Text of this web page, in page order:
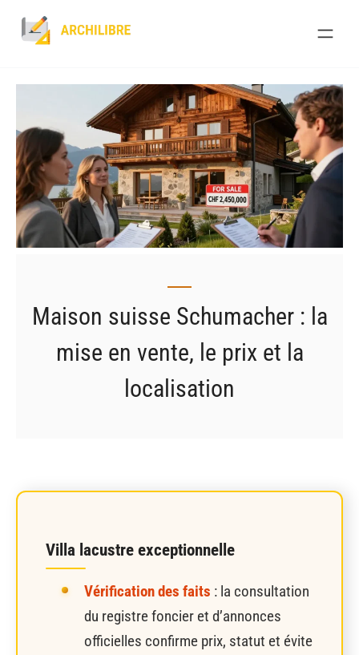
Maison suisse Schumacher : la
mise en vente, le prix et la
localisation
Villa lacustre exceptionnelle
Vérification des faits : la consultation
du registre foncier et d’annonces
officielles confirme prix, statut et évite